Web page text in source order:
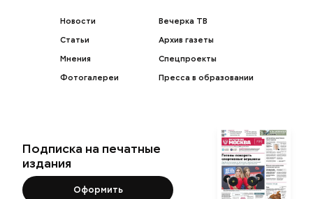
Новости
Статьи
Мнения
Фотогалереи
Вечерка ТВ
Архив газеты
Спецпроекты
Пресса в образовании
Подписка на печатные
издания
Оформить